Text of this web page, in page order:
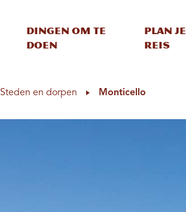
Dingen om te
doen
Plan je
reis
Steden en dorpen Monticello